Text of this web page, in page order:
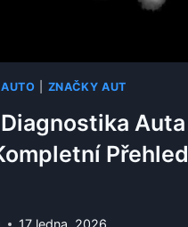
ZNAČKY AUT
Auta
Přehled
17 ledna, 2026